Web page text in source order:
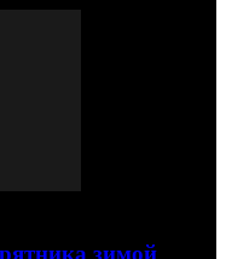
зимой